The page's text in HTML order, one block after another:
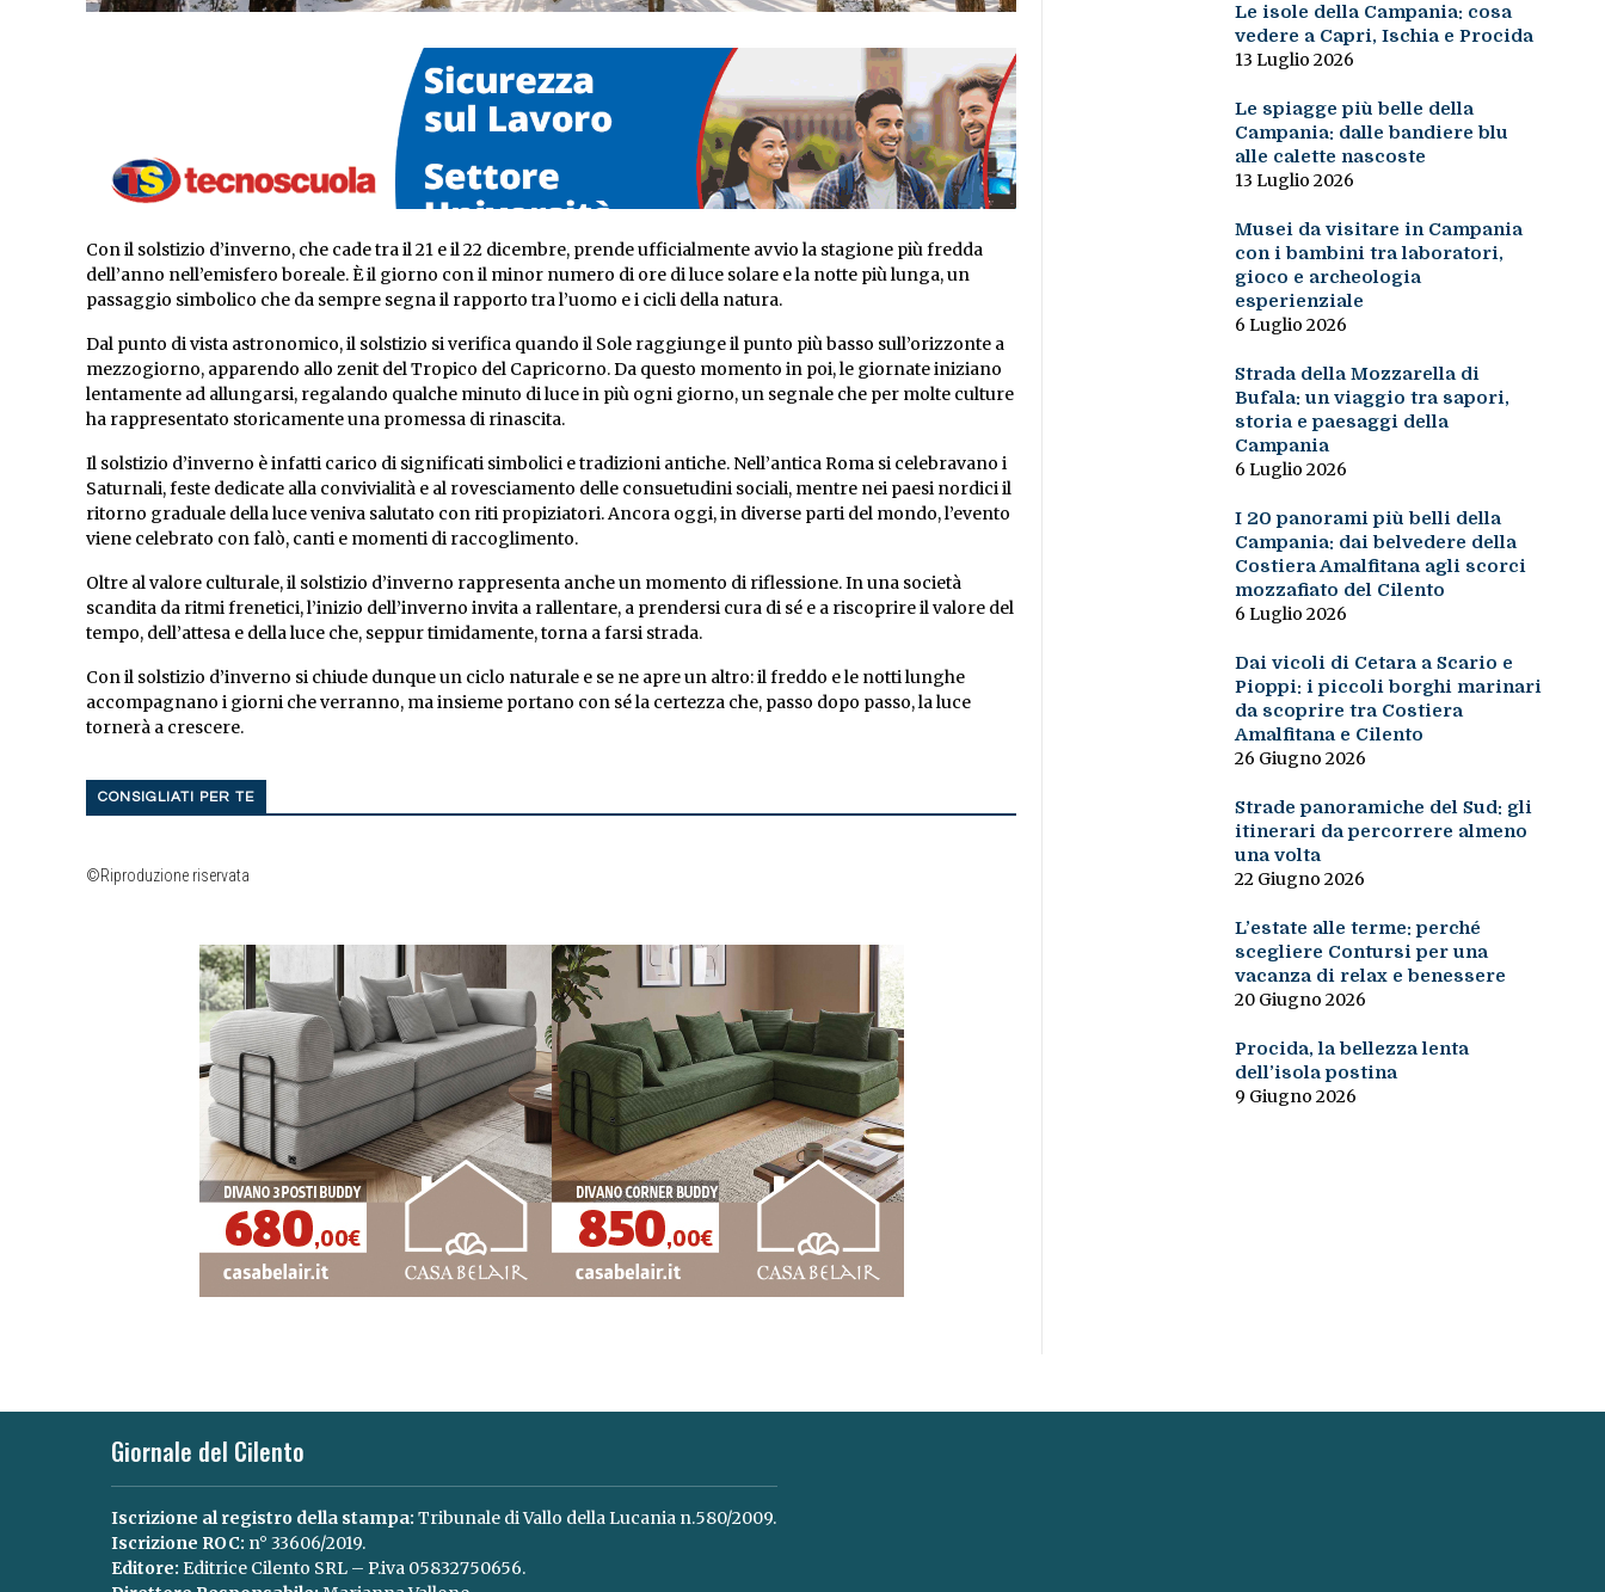
Con il solstizio d’inverno, che cade tra il 21 e il 22 dicembre, prende ufficialmente avvio la stagione più fredda
dell’anno nell’emisfero boreale. È il giorno con il minor numero di ore di luce solare e la notte più lunga, un
passaggio simbolico che da sempre segna il rapporto tra l’uomo e i cicli della natura.
Dal punto di vista astronomico, il solstizio si verifica quando il Sole raggiunge il punto più basso sull’orizzonte a
mezzogiorno, apparendo allo zenit del Tropico del Capricorno. Da questo momento in poi, le giornate iniziano
lentamente ad allungarsi, regalando qualche minuto di luce in più ogni giorno, un segnale che per molte culture
ha rappresentato storicamente una promessa di rinascita.
Il solstizio d’inverno è infatti carico di significati simbolici e tradizioni antiche. Nell’antica Roma si celebravano i
Saturnali, feste dedicate alla convivialità e al rovesciamento delle consuetudini sociali, mentre nei paesi nordici il
ritorno graduale della luce veniva salutato con riti propiziatori. Ancora oggi, in diverse parti del mondo, l’evento
viene celebrato con falò, canti e momenti di raccoglimento.
Oltre al valore culturale, il solstizio d’inverno rappresenta anche un momento di riflessione. In una società
scandita da ritmi frenetici, l’inizio dell’inverno invita a rallentare, a prendersi cura di sé e a riscoprire il valore del
tempo, dell’attesa e della luce che, seppur timidamente, torna a farsi strada.
Con il solstizio d’inverno si chiude dunque un ciclo naturale e se ne apre un altro: il freddo e le notti lunghe
accompagnano i giorni che verranno, ma insieme portano con sé la certezza che, passo dopo passo, la luce
tornerà a crescere.
CONSIGLIATI PER TE
©Riproduzione riservata
Le isole della Campania: cosa
vedere a Capri, Ischia e Procida
13 Luglio 2026
Le spiagge più belle della
Campania: dalle bandiere blu
alle calette nascoste
13 Luglio 2026
Musei da visitare in Campania
con i bambini tra laboratori,
gioco e archeologia
esperienziale
6 Luglio 2026
Strada della Mozzarella di
Bufala: un viaggio tra sapori,
storia e paesaggi della
Campania
6 Luglio 2026
I 20 panorami più belli della
Campania: dai belvedere della
Costiera Amalfitana agli scorci
mozzafiato del Cilento
6 Luglio 2026
Dai vicoli di Cetara a Scario e
Pioppi: i piccoli borghi marinari
da scoprire tra Costiera
Amalfitana e Cilento
26 Giugno 2026
Strade panoramiche del Sud: gli
itinerari da percorrere almeno
una volta
22 Giugno 2026
L’estate alle terme: perché
scegliere Contursi per una
vacanza di relax e benessere
20 Giugno 2026
Procida, la bellezza lenta
dell’isola postina
9 Giugno 2026
Giornale del Cilento
Iscrizione al registro della stampa: Tribunale di Vallo della Lucania n.580/2009.
Iscrizione ROC: n° 33606/2019.
Editore: Editrice Cilento SRL – P.iva 05832750656.